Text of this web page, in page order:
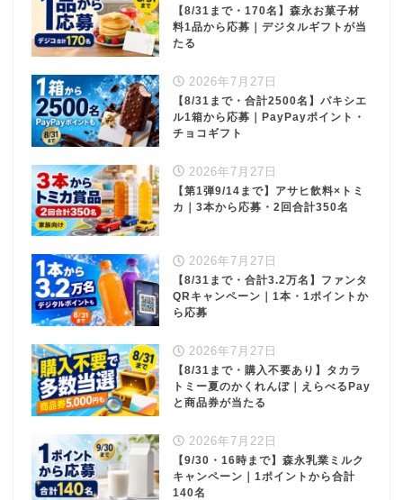
【8/31まで・170名】森永お菓子材
料1品から応募｜デジタルギフトが当
たる
2026年7月27日
【8/31まで・合計2500名】パキシエ
ル1箱から応募｜PayPayポイント・
チョコギフト
2026年7月27日
【第1弾9/14まで】アサヒ飲料×トミ
カ｜3本から応募・2回合計350名
2026年7月27日
【8/31まで・合計3.2万名】ファンタ
QRキャンペーン｜1本・1ポイントか
ら応募
2026年7月27日
【8/31まで・購入不要あり】タカラ
トミー夏のかくれんぼ｜えらべるPay
と商品券が当たる
2026年7月22日
【9/30・16時まで】森永乳業ミルク
キャンペーン｜1ポイントから合計
140名